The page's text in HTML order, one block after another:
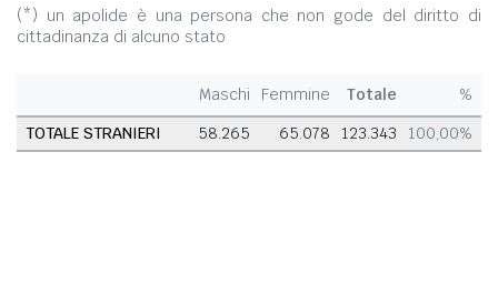
(*) un apolide è una persona che non gode del diritto di
cittadinanza di alcuno stato
Maschi Femmine Totale
%
TOTALE STRANIERI
58.265 65.078 123.343 100,00%